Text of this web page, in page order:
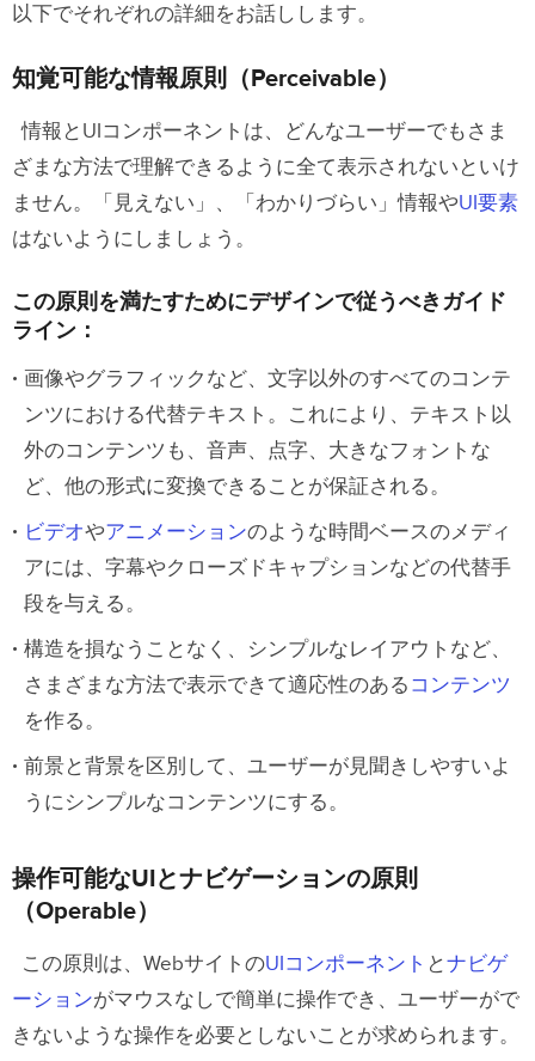
インで「アクセシビリティ」において考
慮するポイント：
アクセシビリティを考慮したプロトタ
イピング、デザイン、そして開発
以下でそれぞれの詳細をお話しします。
知覚可能な情報原則（Perceivable）
情報とUIコンポーネントは、どんなユーザーでもさま
ざまな方法で理解できるように全て表示されないといけ
ません。「見えない」、「わかりづらい」情報やUI要素
はないようにしましょう。
この原則を満たすためにデザインで従うべきガイド
ライン：
画像やグラフィックなど、文字以外のすべてのコンテ
ンツにおける代替テキスト。これにより、テキスト以
外のコンテンツも、音声、点字、大きなフォントな
ど、他の形式に変換できることが保証される。
ビデオやアニメーションのような時間ベースのメディ
アには、字幕やクローズドキャプションなどの代替手
段を与える。
構造を損なうことなく、シンプルなレイアウトなど、
さまざまな方法で表示できて適応性のある コンテンツ
を作る。
前景と背景を区別して、ユーザーが見聞きしやすいよ
うにシンプルなコンテンツにする。
操作可能なUIとナビゲーションの原則
（Operable）
この原則は、WebサイトのUIコンポーネント とナビゲ
ーションがマウスなしで簡単に操作でき、ユーザーがで
きないような操作を必要としないことが求められます。